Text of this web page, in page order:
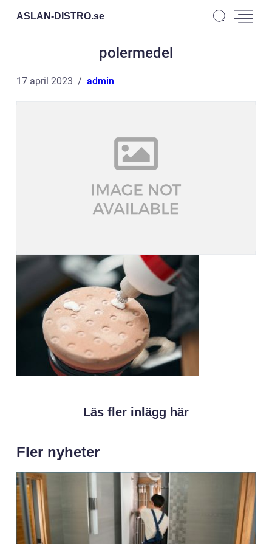
ASLAN-DISTRO.se
polermedel
17 april 2023 admin
Läs fler inlägg här
Fler nyheter